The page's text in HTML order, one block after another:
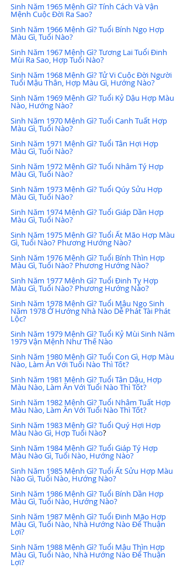
Sinh Năm 1965 Mệnh Gì? Tính Cách Và Vận
Mệnh Cuộc Đời Ra Sao?
Sinh Năm 1966 Mệnh Gì? Tuổi Bính Ngọ Hợp
Màu Gì, Tuổi Nào?
Sinh Năm 1967 Mệnh Gì? Tương Lai Tuổi Đinh
Mùi Ra Sao, Hợp Tuổi Nào?
Sinh Năm 1968 Mệnh Gì? Tử Vi Cuộc Đời Người
Tuổi Mậu Thân, Hợp Màu Gì, Hướng Nào?
Sinh Năm 1969 Mệnh Gì? Tuổi Kỷ Dậu Hợp Màu
Nào, Hướng Nào?
Sinh Năm 1970 Mệnh Gì? Tuổi Canh Tuất Hợp
Màu Gì, Tuổi Nào?
Sinh Năm 1971 Mệnh Gì? Tuổi Tân Hợi Hợp
Màu Gì, Tuổi Nào?
Sinh Năm 1972 Mệnh Gì? Tuổi Nhâm Tý Hợp
Màu Gì, Tuổi Nào?
Sinh Năm 1973 Mệnh Gì? Tuổi Qúy Sửu Hợp
Màu Gì, Tuổi Nào?
Sinh Năm 1974 Mệnh Gì? Tuổi Giáp Dần Hợp
Màu Gì, Tuổi Nào?
Sinh Năm 1975 Mệnh Gì? Tuổi Ất Mão Hợp Màu
Gì, Tuổi Nào? Phương Hướng Nào?
Sinh Năm 1976 Mệnh Gì? Tuổi Bính Thìn Hợp
Màu Gì, Tuổi Nào? Phương Hướng Nào?
Sinh Năm 1977 Mệnh Gì? Tuổi Đinh Tỵ Hợp
Màu Gì, Tuổi Nào? Phương Hướng Nào?
Sinh Năm 1978 Mệnh Gì? Tuổi Mậu Ngọ Sinh
Năm 1978 Ở Hướng Nhà Nào Dễ Phát Tài Phát
Lộc?
Sinh Năm 1979 Mệnh Gì? Tuổi Kỷ Mùi Sinh Năm
1979 Vận Mệnh Như Thế Nào
Sinh Năm 1980 Mệnh Gì? Tuổi Con Gì, Hợp Màu
Nào, Làm Ăn Với Tuổi Nào Thì Tốt?
Sinh Năm 1981 Mệnh Gì? Tuổi Tân Dậu, Hợp
Màu Nào, Làm Ăn Với Tuổi Nào Thì Tốt?
Sinh Năm 1982 Mệnh Gì? Tuổi Nhâm Tuất Hợp
Màu Nào, Làm Ăn Với Tuổi Nào Thì Tốt?
Sinh Năm 1983 Mệnh Gì? Tuổi Quý Hợi Hợp
Màu Nào Gì, Hợp Tuổi Nào?
Sinh Năm 1984 Mệnh Gì? Tuổi Giáp Tý Hợp
Màu Nào Gì, Tuổi Nào, Hướng Nào?
Sinh Năm 1985 Mệnh Gì? Tuổi Ất Sửu Hợp Màu
Nào Gì, Tuổi Nào, Hướng Nào?
Sinh Năm 1986 Mệnh Gì? Tuổi Bính Dần Hợp
Màu Gì, Tuổi Nào, Hướng Nào?
Sinh Năm 1987 Mệnh Gì? Tuổi Đinh Mão Hợp
Màu Gì, Tuổi Nào, Nhà Hướng Nào Để Thuận
Lợi?
Sinh Năm 1988 Mệnh Gì? Tuổi Mậu Thìn Hợp
Màu Gì, Tuổi Nào, Nhà Hướng Nào Để Thuận
Lợi?